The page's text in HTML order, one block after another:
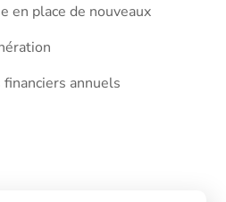
en place de nouveaux
annuels